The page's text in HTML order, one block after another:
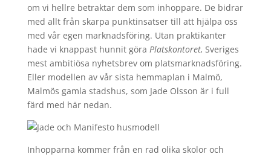
om vi hellre betraktar dem som inhoppare. De bidrar
med allt från skarpa punktinsatser till att hjälpa oss
med vår egen marknadsföring. Utan praktikanter
hade vi knappast hunnit göra Platskontoret, Sveriges
mest ambitiösa nyhetsbrev om platsmarknadsföring.
Eller modellen av vår sista hemmaplan i Malmö,
Malmös gamla stadshus, som Jade Olsson är i full
färd med här nedan.
Inhopparna kommer från en rad olika skolor och